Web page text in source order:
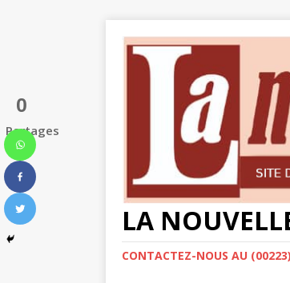
LA
CONTACTEZ-NOUS AU
0
Partages